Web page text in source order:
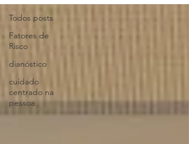
Todos posts
Fatores de
Risco
dianóstico
cuidado
centrado na
pessoa